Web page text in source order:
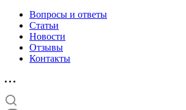
Вопросы и ответы
Статьи
Новости
Отзывы
Контакты